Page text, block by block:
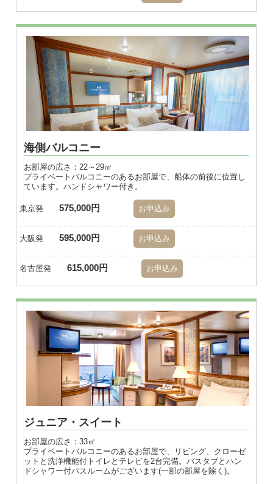
※画像はダブル
海側バルコニー
お部屋の広さ：22～29㎡
プライベートバルコニーのあるお部屋で、船体の前後に位置し
ています。ハンドシャワー付き。
東京発 575,000円 お申込み
大阪発 595,000円 お申込み
名古屋発 615,000円 お申込み
※画像はダブル
ジュニア・スイート
お部屋の広さ：33㎡
プライベートバルコニーのあるお部屋で、リビング、クローゼ
ットと洗浄機能付トイレとテレビを2台完備。バスタブとハン
ドシャワー付バスルームがございます(一部の部屋を除く)。